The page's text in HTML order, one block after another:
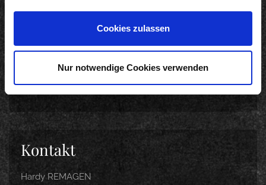
Cookies zulassen
Nur notwendige Cookies verwenden
Kontakt
Hardy REMAGEN